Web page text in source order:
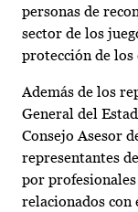
personas de
sector de los
protección de los
Además de los
General del
Consejo Asesor
representantes
por
relacionados con